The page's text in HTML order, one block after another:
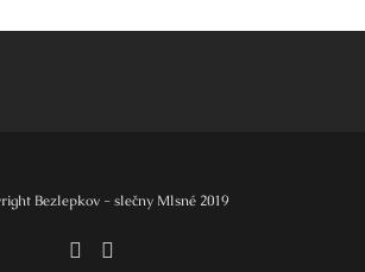
Bezlepkov - slečny Mlsné 2019